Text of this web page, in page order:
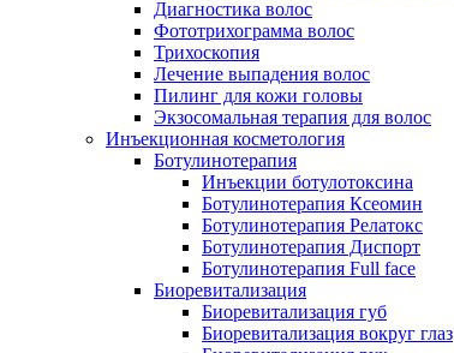
Диагностика волос
Фототрихограмма волос
Трихоскопия
Лечение выпадения волос
Пилинг для кожи головы
Экзосомальная терапия для волос
Инъекционная косметология
Ботулинотерапия
Инъекции ботулотоксина
Ботулинотерапия Ксеомин
Ботулинотерапия Релатокс
Ботулинотерапия Диспорт
Ботулинотерапия Full face
Биоревитализация
Биоревитализация губ
Биоревитализация вокруг глаз